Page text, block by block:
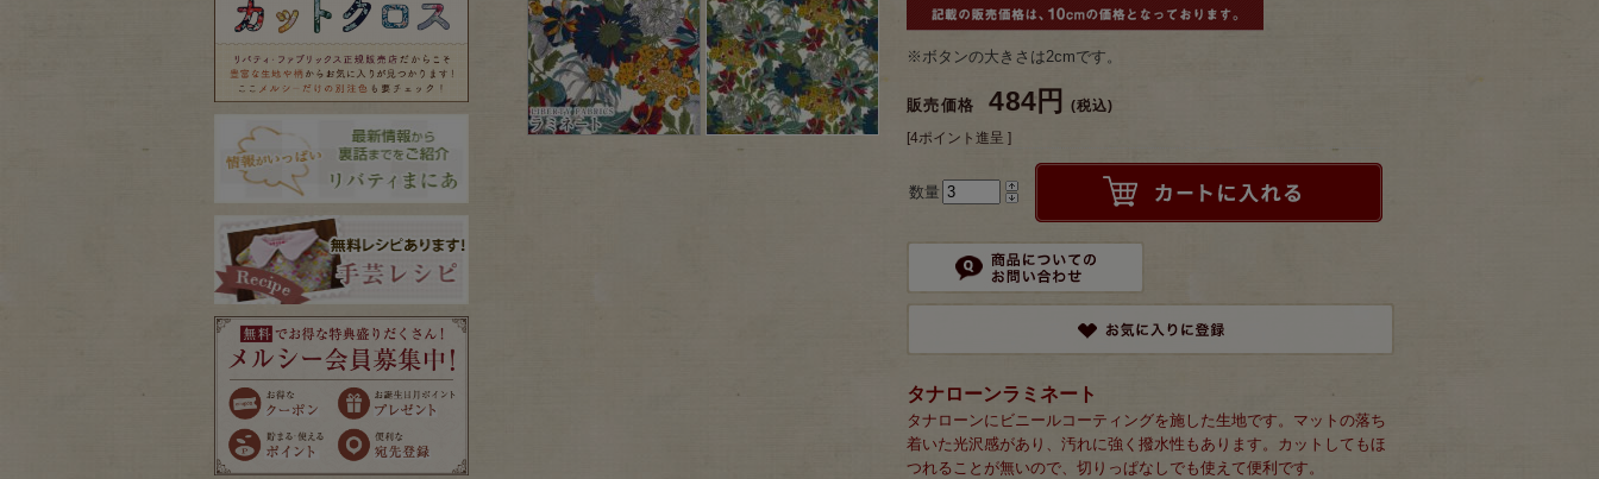
※ボタンの大きさは2cmです。
販売価格 484円 (税込)
[4ポイント進呈 ]
数量
タナローンラミネート
タナローンにビニールコーティングを施した生地です。マットの落ち
着いた光沢感があり、汚れに強く撥水性もあります。カットしてもほ
つれることが無いので、切りっぱなしでも使えて便利です。